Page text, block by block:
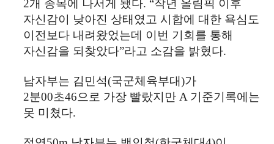
2개 종목에 나서게 됐다. “작년 올림픽 이후
자신감이 낮아진 상태였고 시합에 대한 욕심도
이전보다 내려왔었는데 이번 기회를 통해
자신감을 되찾았다”라고 소감을 밝혔다.
남자부는 김민석(국군체육부대)가
2분00초46으로 가장 빨랐지만 A 기준기록에는
못 미쳤다.